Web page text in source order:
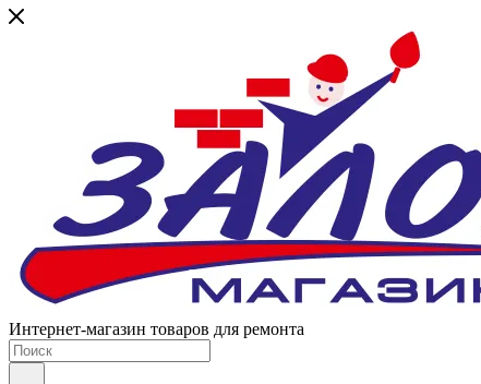
Интернет-магазин товаров для ремонта